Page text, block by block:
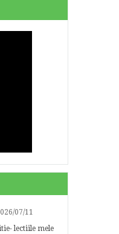
07/11
lectiile mele